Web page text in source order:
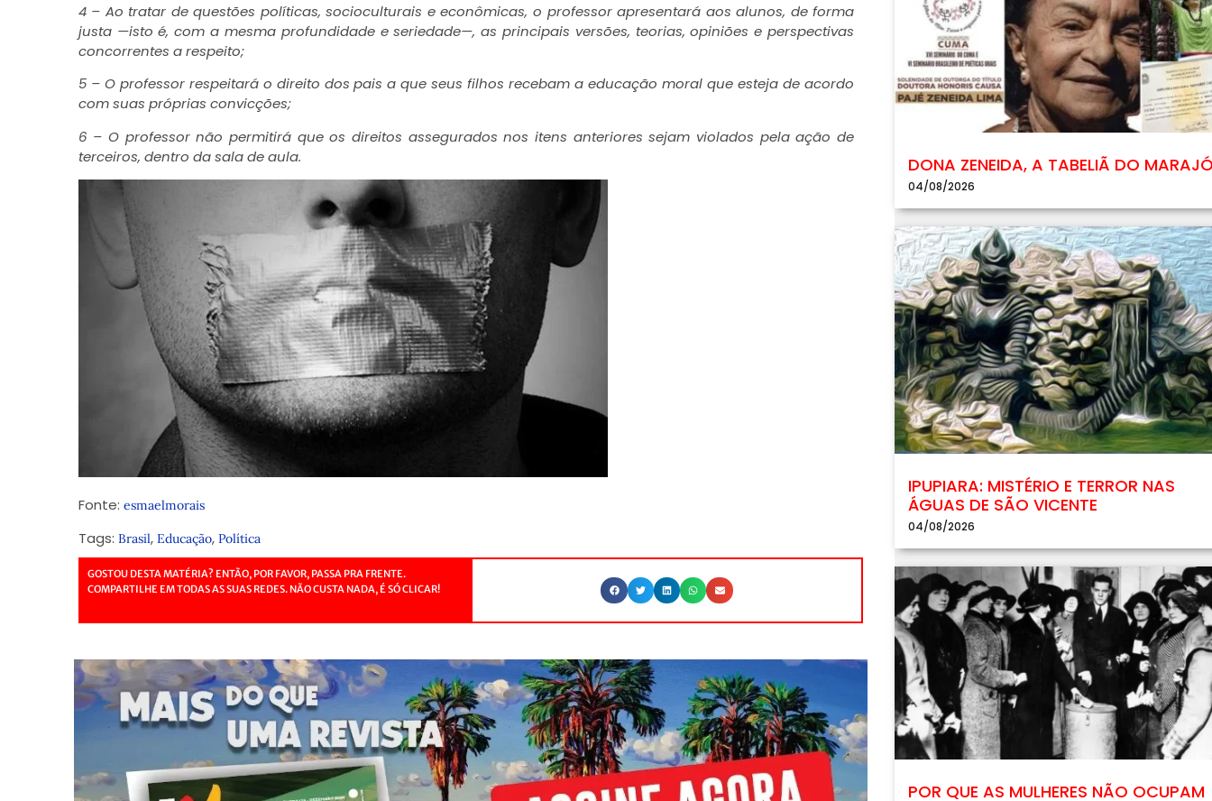
4 – Ao tratar de questões políticas, socioculturais e econômicas, o professor apresentará aos alunos, de forma
justa —isto é, com a mesma profundidade e seriedade—, as principais versões, teorias, opiniões e perspectivas
concorrentes a respeito;
5 – O professor respeitará o direito dos pais a que seus filhos recebam a educação moral que esteja de acordo
com suas próprias convicções;
6 – O professor não permitirá que os direitos assegurados nos itens anteriores sejam violados pela ação de
terceiros, dentro da sala de aula.
Fonte: esmaelmorais
Tags: Brasil, Educação, Política
GOSTOU DESTA MATÉRIA? ENTÃO, POR FAVOR, PASSA PRA FRENTE.
COMPARTILHE EM TODAS AS SUAS REDES. NÃO CUSTA NADA, É SÓ CLICAR!
DONA ZENEIDA, A TABELIÃ DO
04/08/2026
IPUPIARA: MISTÉRIO E TERROR NAS
ÁGUAS DE SÃO VICENTE
04/08/2026
POR QUE AS MULHERES NÃO OCUPAM